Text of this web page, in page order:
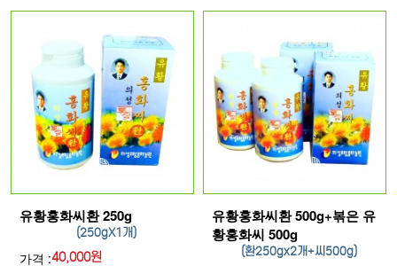
유황홍화씨환 250g
(250gX1개)
가격 :40,000원
유황홍화씨환 500g+볶은 유
황홍화씨 500g
(환250gx2개+씨500g)